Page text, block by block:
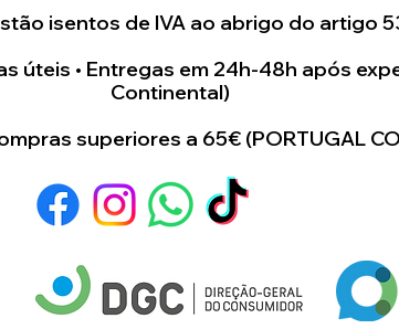
isentos de IVA ao abrigo do artigo
úteis • Entregas em 24h-48h após
Continental)
superiores a 65€ (PORTUGAL